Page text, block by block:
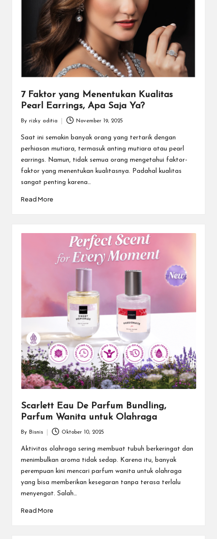
7 Faktor yang Menentukan Kualitas
Pearl Earrings, Apa Saja Ya?
Posted
by
By rizky aditia November 19, 2025
Saat ini semakin banyak orang yang tertarik dengan
perhiasan mutiara, termasuk anting mutiara atau pearl
earrings. Namun, tidak semua orang mengetahui faktor-
faktor yang menentukan kualitasnya. Padahal kualitas
sangat penting karena…
Read More
Scarlett Eau De Parfum Bundling,
Parfum Wanita untuk Olahraga
Posted
by
By Bisnis Oktober 10, 2025
Aktivitas olahraga sering membuat tubuh berkeringat dan
menimbulkan aroma tidak sedap. Karena itu, banyak
perempuan kini mencari parfum wanita untuk olahraga
yang bisa memberikan kesegaran tanpa terasa terlalu
menyengat. Salah…
Read More